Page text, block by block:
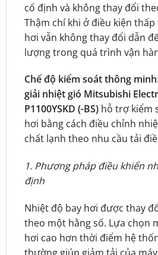
cố định và không thay đổi
Thậm chí khi ở điều kiện
hơi vẫn không thay đổi dẫn
lượng trong quá trình vận
Chế độ kiểm soát thông minh:
giải nhiệt gió Mitsubishi
P1100YSKD (-BS) hỗ trợ kiểm
hơi bằng cách điều chỉnh
chất lạnh theo nhu cầu tải
1. Phương pháp điều khiển
định
Nhiệt độ bay hơi được thay
theo một hằng số. Lựa chọn
hơi cao hơn thời điểm hệ